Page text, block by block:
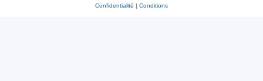
Confidentialité | Conditions